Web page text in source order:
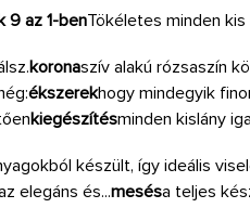
9 az 1-benTökéletes minden
koronaszív alakú rózsaszín
ékszerekhogy mindegyik
kiegészítésminden kislány
készült, így ideális
elegáns és...mesésa teljes